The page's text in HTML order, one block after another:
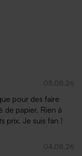
05.08.26
pour des faire
de papier. Rien à
prix. Je suis fan !
04.08.26